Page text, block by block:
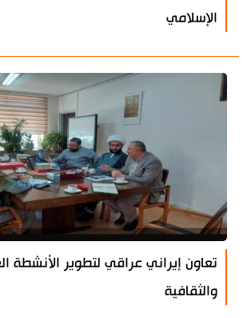
الإسلامي
تعاون إيراني عراقي لتطوير الأنشطة
والثقافية